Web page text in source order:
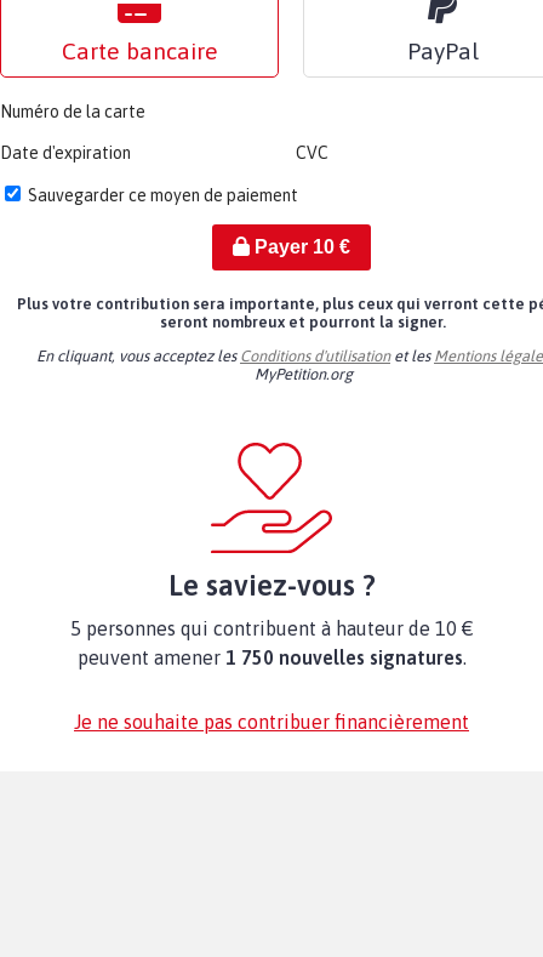
Carte bancaire PayPal
Numéro de la carte
Date d'expiration CVC
Sauvegarder ce moyen de paiement
Payer 10€
Plus votre contribution sera importante, plus ceux qui verront cette
seront nombreux et pourront la signer.
En cliquant, vous acceptez les Conditions d'utilisationet les Mentions
MyPetition.org
Le saviez-vous ?
5 personnes qui contribuent à hauteur de 10 €
peuvent amener 1 750 nouvelles signatures.
Je ne souhaite pas contribuer financièrement